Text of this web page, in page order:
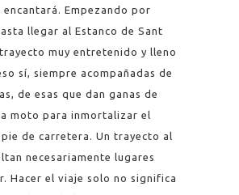
Empezando por
llegar al Estanco de Sant
muy entretenido y lleno
sí, siempre acompañadas de
de esas que dan ganas de
moto para inmortalizar el
de carretera. Un trayecto al
necesariamente lugares
Hacer el viaje solo no significa